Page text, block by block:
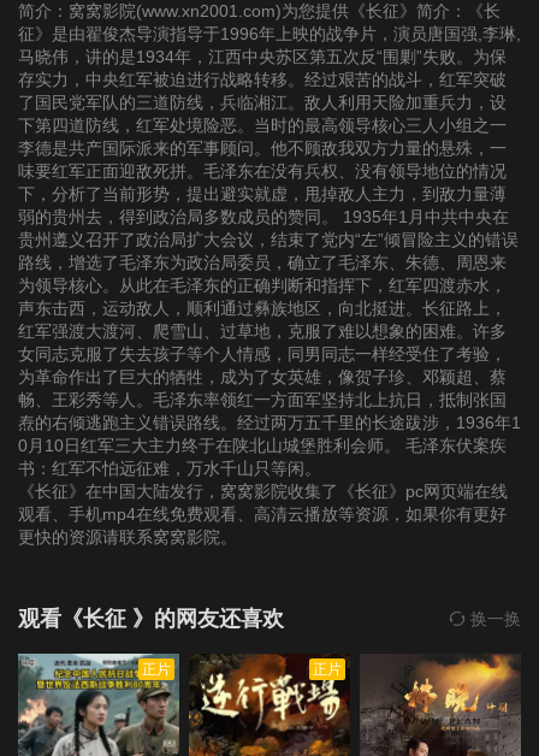
简介：窝窝影院(www.xn2001.com)为您提供《长征》简介：《长
征》是由翟俊杰导演指导于1996年上映的战争片，演员唐国强,李琳,
马晓伟，讲的是1934年，江西中央苏区第五次反“围剿”失败。为保
存实力，中央红军被迫进行战略转移。经过艰苦的战斗，红军突破
了国民党军队的三道防线，兵临湘江。敌人利用天险加重兵力，设
下第四道防线，红军处境险恶。当时的最高领导核心三人小组之一
李德是共产国际派来的军事顾问。他不顾敌我双方力量的悬殊，一
味要红军正面迎敌死拼。毛泽东在没有兵权、没有领导地位的情况
下，分析了当前形势，提出避实就虚，甩掉敌人主力，到敌力量薄
弱的贵州去，得到政治局多数成员的赞同。 1935年1月中共中央在
贵州遵义召开了政治局扩大会议，结束了党内“左”倾冒险主义的错误
路线，增选了毛泽东为政治局委员，确立了毛泽东、朱德、周恩来
为领导核心。从此在毛泽东的正确判断和指挥下，红军四渡赤水，
声东击西，运动敌人，顺利通过彝族地区，向北挺进。长征路上，
红军强渡大渡河、爬雪山、过草地，克服了难以想象的困难。许多
女同志克服了失去孩子等个人情感，同男同志一样经受住了考验，
为革命作出了巨大的牺牲，成为了女英雄，像贺子珍、邓颖超、蔡
畅、王彩秀等人。毛泽东率领红一方面军坚持北上抗日，抵制张国
焘的右倾逃跑主义错误路线。经过两万五千里的长途跋涉，1936年1
0月10日红军三大主力终于在陕北山城堡胜利会师。 毛泽东伏案疾
书：红军不怕远征难，万水千山只等闲。
《长征》在中国大陆发行，窝窝影院收集了《长征》pc网页端在线
观看、手机mp4在线免费观看、高清云播放等资源，如果你有更好
更快的资源请联系窝窝影院。
观看《长征 》的网友还喜欢 换一换
正片 正片